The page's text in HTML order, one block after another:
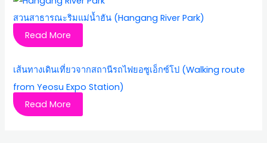
สวนสาธารณะริมแม่น้ำฮัน (Hangang River Park)
Read More
เส้นทางเดินเที่ยวจากสถานีรถไฟยอซูเอ็กซ์โป (Walking route
from Yeosu Expo Station)
Read More